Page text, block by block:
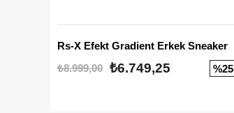
Rs-X Efekt Gradient Erkek Sneaker
₺8.999,00 ₺6.749,25 %25